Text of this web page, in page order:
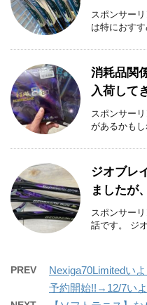
スポンサー
は特におす
消耗品関
入荷して
スポンサー
があるかも
ジオブレ
ましたが
スポンサー
話です。 ジ
PREV
Nexiga70Limitedい
予約開始!!→12/7い